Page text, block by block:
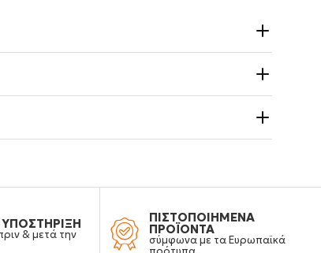
& μετά την
ΠΙΣΤΟΠΟΙΗΜΕΝΑ
ΠΡΟΪΟΝΤΑ
σύμφωνα με τα Ευρωπαϊκά